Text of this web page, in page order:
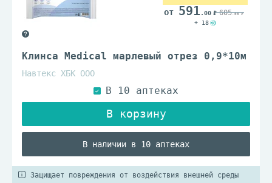
Клинса Medical марлевый отрез 0,9*10м
Навтекс ХБК ООО
В наличии в 10 аптеках
591 .00 605.00
+ 18
Защищает повреждения от воздействия внешней среды